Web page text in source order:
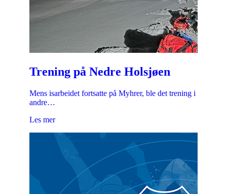
Trening på Nedre Holsjøen
Mens isarbeidet fortsatte på Myhrer, ble det trening i
andre…
Les mer